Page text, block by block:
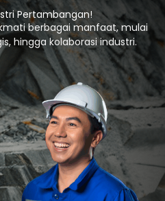
Pertambangan!
berbagai manfaat, mulai
hingga kolaborasi industri.